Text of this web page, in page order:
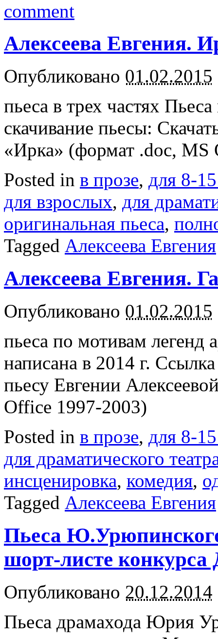
comment
Алексеева Евгения.
Опубликовано 01.02.2015
пьеса в трех частях
скачивание пьесы:
«Ирка» (формат .doc, MS
Posted in в прозе, для 8-
для взрослых, для
оригинальная пьеса,
Tagged Алексеева Евгения
Алексеева Евгения.
Опубликовано 01.02.2015
пьеса по мотивам легенд
написана в 2014 г.
пьесу Евгении
Office 1997-2003)
Posted in в прозе, для 8-
для драматического
инсценировка, комедия,
Tagged Алексеева Евгения
Пьеса
шорт-листе
Опубликовано 20.12.2014
Пьеса драмахода Юрия